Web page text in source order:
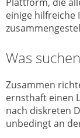
Plattform, die
einige hilfreiche
Was
Zusammen
ernsthaft einen
nach diskreten
unbedingt an